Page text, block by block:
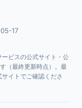
17
ビスの公式サイト・公
（最終更新時点）。最
イトでご確認くださ